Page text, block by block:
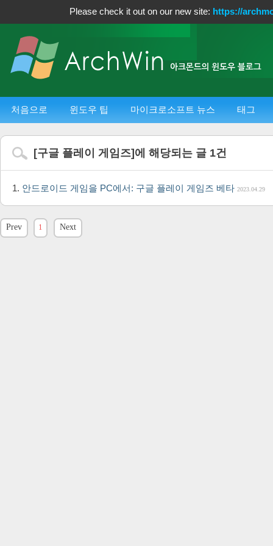
Please check it out on our new site: https://
처음으로 윈도우 팁 마이크로소프트 뉴스 태그
[구글 플레이 게임즈]에 해당되는 글 1건
안드로이드 게임을 PC에서: 구글 플레이 게임즈 베타 2023.04.29
Prev 1 Next